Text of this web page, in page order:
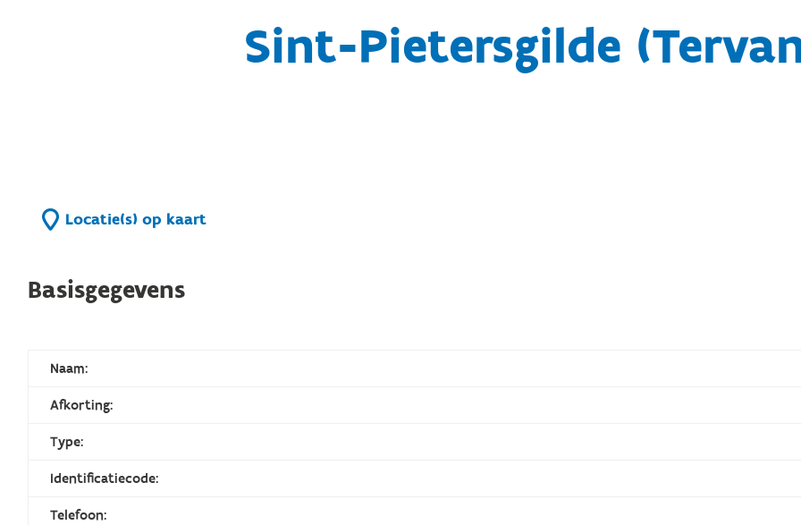
Sint-Pietersgilde
Locatie(s) op kaart
Basisgegevens
Naam:
Afkorting:
Type:
Identificatiecode:
Telefoon: